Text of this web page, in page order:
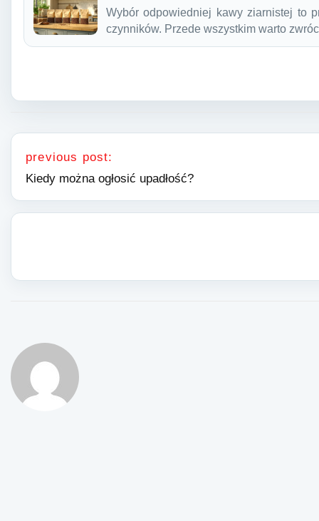
Wybór odpowiedniej kawy ziarnistej to
czynników. Przede wszystkim warto
Nawigacja wpisu
previous post:
Kiedy można ogłosić upadłość?